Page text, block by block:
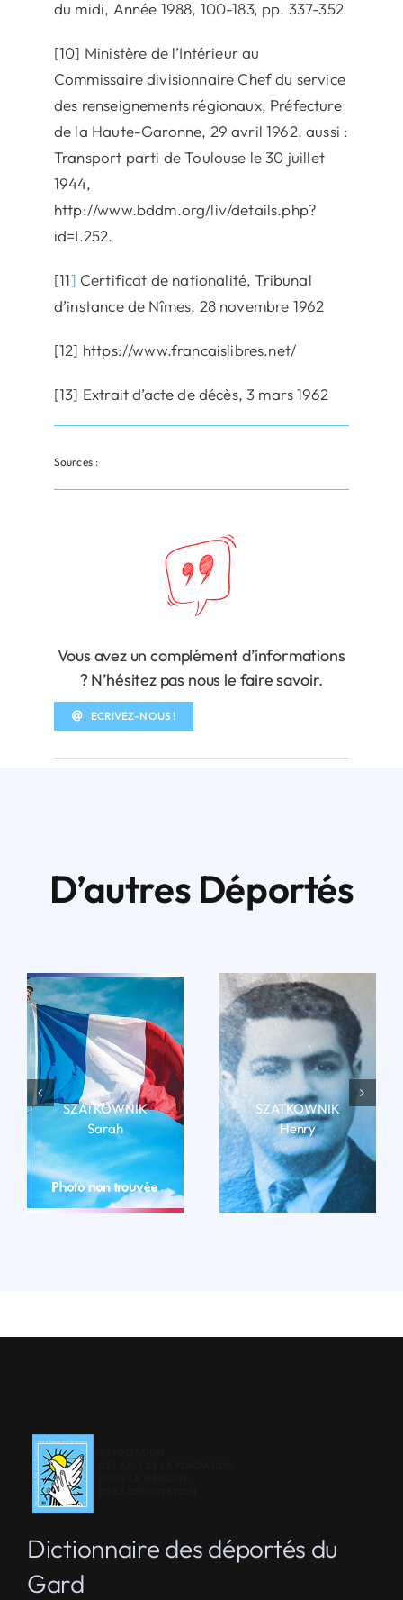
du midi, Année 1988, 100-183, pp. 337-352
[10] Ministère de l’Intérieur au
Commissaire divisionnaire Chef du service
des renseignements régionaux, Préfecture
de la Haute-Garonne, 29 avril 1962, aussi :
Transport parti de Toulouse le 30 juillet
1944,
http://www.bddm.org/liv/details.php?
id=I.252.
[11] Certificat de nationalité, Tribunal
d’instance de Nîmes, 28 novembre 1962
[12] https://www.francaislibres.net/
[13] Extrait d’acte de décès, 3 mars 1962
Sources :
Vous avez un complément d’informations
? N’hésitez pas nous le faire savoir.
ECRIVEZ-NOUS !
D’autres Déportés
SZATKOWNIK
Sarah
LIRE LA BIO
SZATKOWNIK
Henry
LIRE LA BIO
Dictionnaire des déportés du
Gard